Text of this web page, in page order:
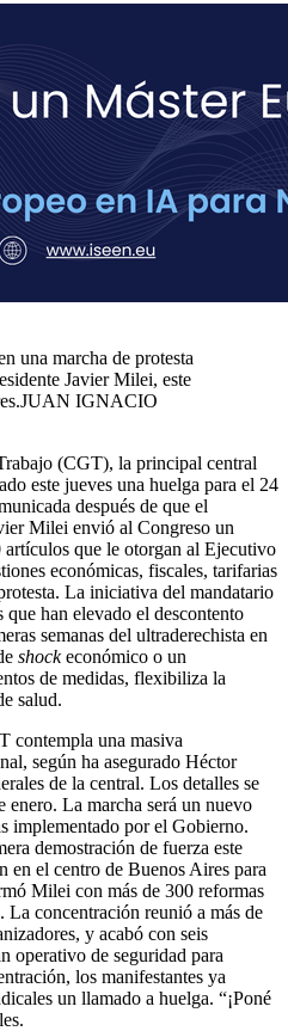
una marcha de protesta
Javier Milei, este
JUAN IGNACIO
(CGT), la principal central
este jueves una huelga para el 24
después de que el
Milei envió al Congreso un
que le otorgan al Ejecutivo
económicas, fiscales, tarifarias
La iniciativa del mandatario
que han elevado el descontento
semanas del ultraderechista en
shockeconómico o un
de medidas, flexibiliza la
salud.
contempla una masiva
según ha asegurado Héctor
de la central. Los detalles se
La marcha será un nuevo
implementado por el Gobierno.
demostración de fuerza este
en el centro de Buenos Aires para
Milei con más de 300 reformas
La concentración reunió a más de
y acabó con seis
operativo de seguridad para
los manifestantes ya
un llamado a huelga. “¡Poné